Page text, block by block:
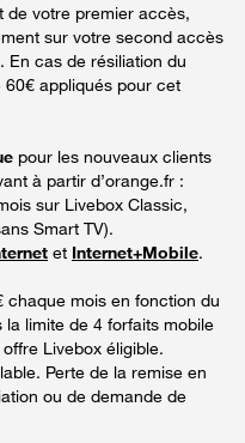
de votre premier accès,
sur votre second accès
En cas de résiliation du
appliqués pour cet
pour les nouveaux clients
à partir d’orange.fr :
sur Livebox Classic,
Smart TV).
et Internet+Mobile.
chaque mois en fonction du
limite de 4 forfaits mobile
Livebox éligible.
Perte de la remise en
ou de demande de